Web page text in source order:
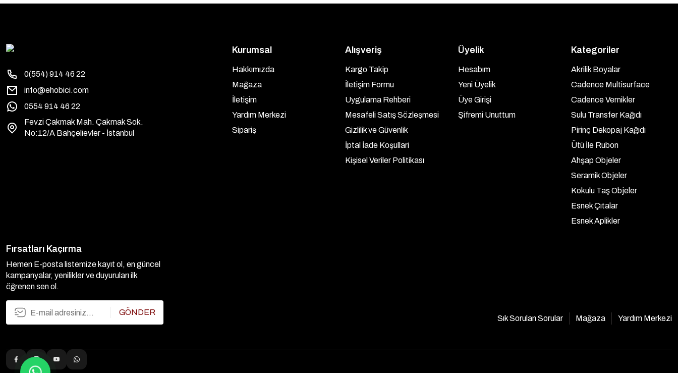
0(554) 914 46 22
info@ehobici.com
0554 914 46 22
Fevzi Çakmak Mah. Çakmak Sok.
No:12/A Bahçelievler - İstanbul
Kurumsal
Hakkımızda
Mağaza
İletişim
Yardım Merkezi
Sipariş
Alışveriş
Kargo Takip
İletişim Formu
Uygulama Rehberi
Mesafeli Satış Sözleşmesi
Gizlilik ve Güvenlik
İptal İade Koşullari
Kişisel Veriler Politikası
Üyelik
Hesabım
Yeni Üyelik
Üye Girişi
Şifremi Unuttum
Kategoriler
Akrilik Boyalar
Cadence Multisurface
Cadence Vernikler
Sulu Transfer Kağıdı
Pirinç Dekopaj Kağıdı
Ütü İle Rubon
Ahşap Objeler
Seramik Objeler
Kokulu Taş Objeler
Esnek Çıtalar
Esnek Aplikler
Fırsatları Kaçırma
Hemen E-posta listemize kayıt ol, en güncel
kampanyalar, yenilikler ve duyuruları ilk
öğrenen sen ol.
GÖNDER
Sık Sorulan Sorular Mağaza Yardım Merkezi